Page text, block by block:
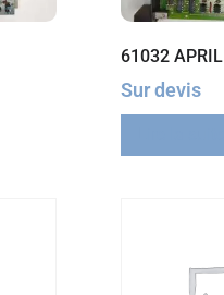
61032 APRIL
Sur devis